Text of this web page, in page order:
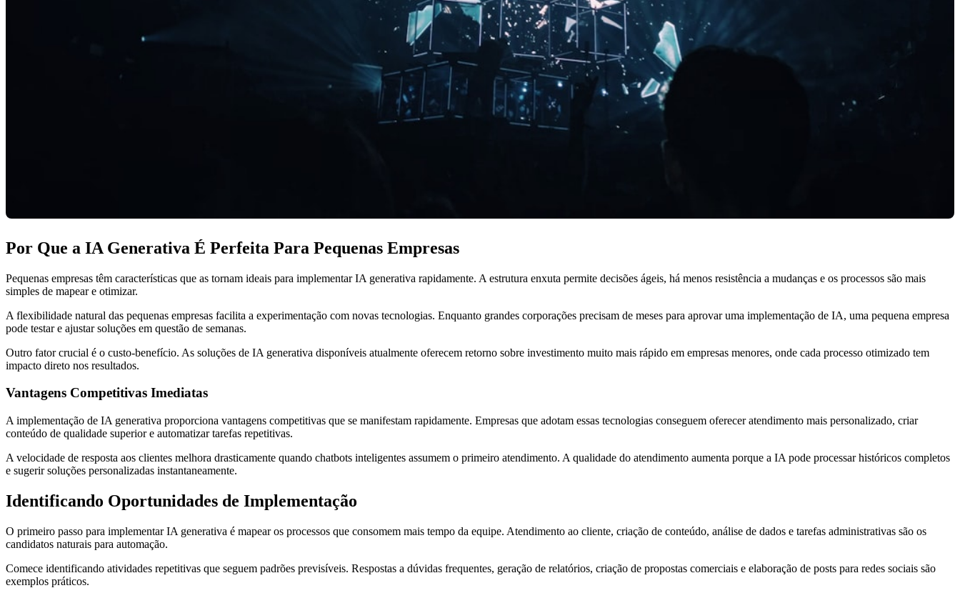
Por Que a IA Generativa É Perfeita Para Pequenas Empresas
Pequenas empresas têm características que as tornam ideais para implementar IA generativa rapidamente. A estrutura enxuta permite decisões ágeis, há menos resistência a mudanças e os processos são mais
simples de mapear e otimizar.
A flexibilidade natural das pequenas empresas facilita a experimentação com novas tecnologias. Enquanto grandes corporações precisam de meses para aprovar uma implementação de IA, uma pequena empresa
pode testar e ajustar soluções em questão de semanas.
Outro fator crucial é o custo-benefício. As soluções de IA generativa disponíveis atualmente oferecem retorno sobre investimento muito mais rápido em empresas menores, onde cada processo otimizado tem
impacto direto nos resultados.
Vantagens Competitivas Imediatas
A implementação de IA generativa proporciona vantagens competitivas que se manifestam rapidamente. Empresas que adotam essas tecnologias conseguem oferecer atendimento mais personalizado, criar
conteúdo de qualidade superior e automatizar tarefas repetitivas.
A velocidade de resposta aos clientes melhora drasticamente quando chatbots inteligentes assumem o primeiro atendimento. A qualidade do atendimento aumenta porque a IA pode processar históricos completos
e sugerir soluções personalizadas instantaneamente.
Identificando Oportunidades de Implementação
O primeiro passo para implementar IA generativa é mapear os processos que consomem mais tempo da equipe. Atendimento ao cliente, criação de conteúdo, análise de dados e tarefas administrativas são os
candidatos naturais para automação.
Comece identificando atividades repetitivas que seguem padrões previsíveis. Respostas a dúvidas frequentes, geração de relatórios, criação de propostas comerciais e elaboração de posts para redes sociais são
exemplos práticos.